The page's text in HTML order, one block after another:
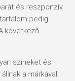
és reszponzív,
pedig
következő
színeket és
a márkával.